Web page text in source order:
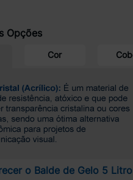
Opções
Cor
o Balde de Gelo 5